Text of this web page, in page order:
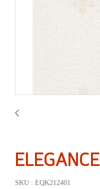
ELEGANCE
SKU : EQK212401